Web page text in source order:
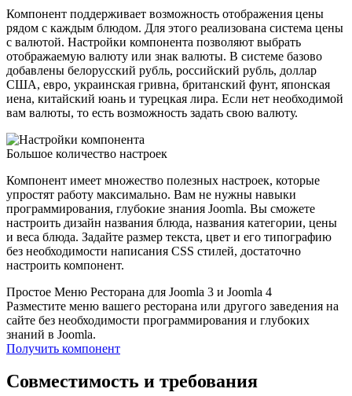
Компонент поддерживает возможность отображения цены
рядом с каждым блюдом. Для этого реализована система цены
с валютой. Настройки компонента позволяют выбрать
отображаемую валюту или знак валюты. В системе базово
добавлены белорусский рубль, российский рубль, доллар
США, евро, украинская гривна, британский фунт, японская
иена, китайский юань и турецкая лира. Если нет необходимой
вам валюты, то есть возможность задать свою валюту.
Большое количество настроек
Компонент имеет множество полезных настроек, которые
упростят работу максимально. Вам не нужны навыки
программирования, глубокие знания Joomla. Вы сможете
настроить дизайн названия блюда, названия категории, цены
и веса блюда. Задайте размер текста, цвет и его типографию
без необходимости написания CSS стилей, достаточно
настроить компонент.
Простое Меню Ресторана для Joomla 3 и Joomla 4
Разместите меню вашего ресторана или другого заведения на
сайте без необходимости программирования и глубоких
знаний в Joomla.
Получить компонент
Совместимость и требования